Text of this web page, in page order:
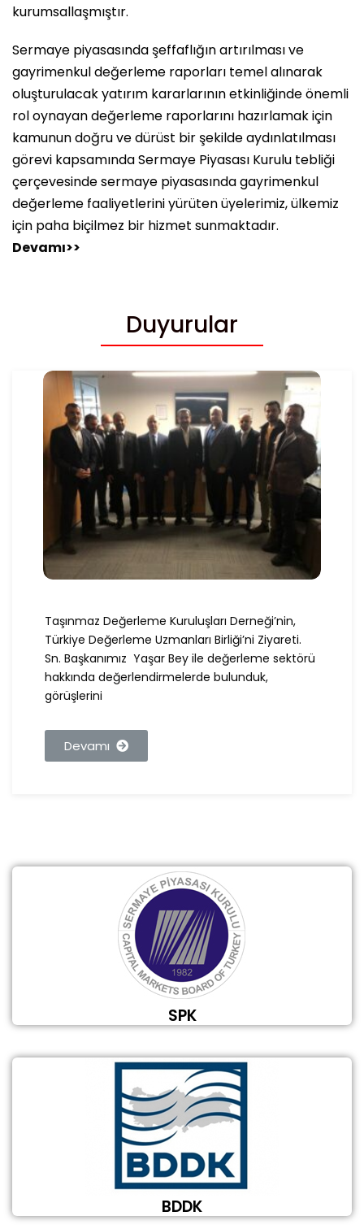
kurumsallaşmıştır.
Sermaye piyasasında şeffaflığın artırılması ve
gayrimenkul değerleme raporları temel alınarak
oluşturulacak yatırım kararlarının etkinliğinde önemli
rol oynayan değerleme raporlarını hazırlamak için
kamunun doğru ve dürüst bir şekilde aydınlatılması
görevi kapsamında Sermaye Piyasası Kurulu tebliği
çerçevesinde sermaye piyasasında gayrimenkul
değerleme faaliyetlerini yürüten üyelerimiz, ülkemiz
için paha biçilmez bir hizmet sunmaktadır.
Devamı>>
Duyurular
Taşınmaz Değerleme Kuruluşları Derneği’nin,
Türkiye Değerleme Uzmanları Birliği’ni Ziyareti.
Sn. Başkanımız Yaşar Bey ile değerleme sektörü
hakkında değerlendirmelerde bulunduk,
görüşlerini
Devamı
SPK
BDDK